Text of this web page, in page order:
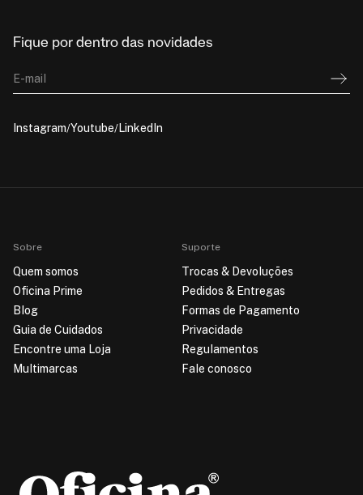
Fique por dentro das novidades
E-mail
Instagram Youtube LinkedIn
Sobre
Quem somos
Oficina Prime
Blog
Guia de Cuidados
Encontre uma Loja
Multimarcas
Suporte
Trocas & Devoluções
Pedidos & Entregas
Formas de Pagamento
Privacidade
Regulamentos
Fale conosco